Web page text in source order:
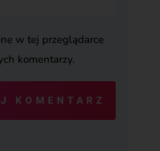
w tej przeglądarce
komentarzy.
KOMENTARZ